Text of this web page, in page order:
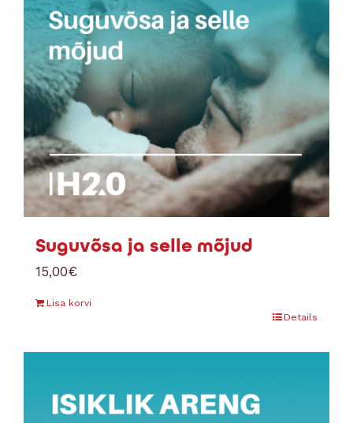
Suguvõsa ja selle mõjud
15,00€
Lisa korvi
Details